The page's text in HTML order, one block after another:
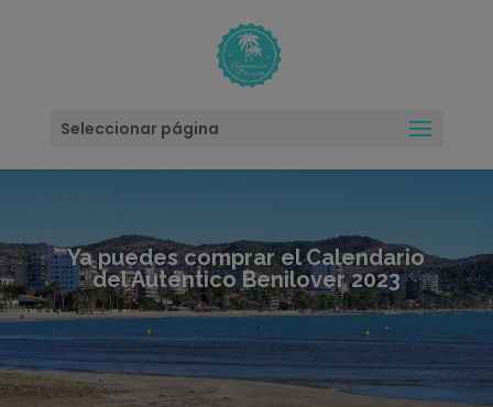
Seleccionar página
Ya puedes comprar el Calendario
del Auténtico Benilover 2023